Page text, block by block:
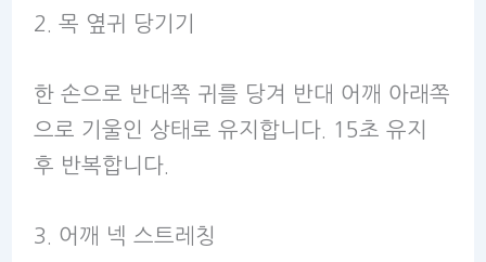
2. 목 옆귀 당기기
한 손으로 반대쪽 귀를 당겨 반대 어깨 아래쪽
으로 기울인 상태로 유지합니다. 15초 유지
후 반복합니다.
3. 어깨 넥 스트레칭